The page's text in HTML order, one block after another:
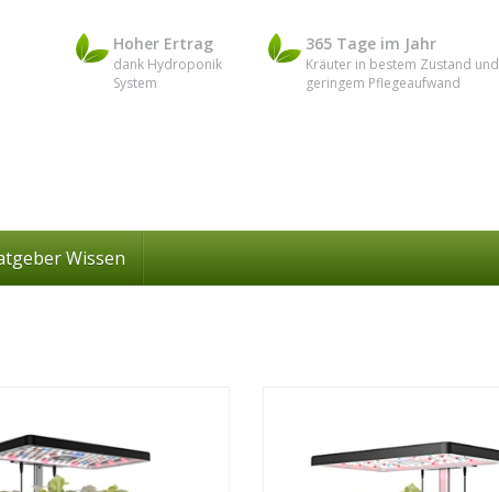
Hoher Ertrag
dank Hydroponik
System
365 Tage im Jahr
Kräuter in bestem Zustand und
geringem Pflegeaufwand
Wissen